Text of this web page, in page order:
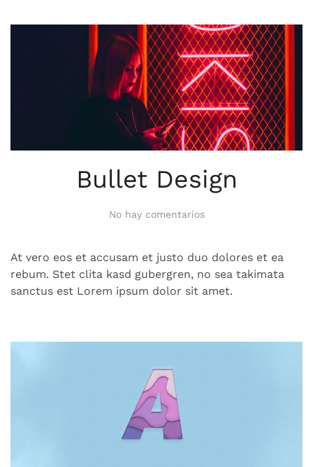
Bullet Design
No hay comentariosen
At vero eos et accusam et justo duo dolores et ea
rebum. Stet clita kasd gubergren, no sea takimata
sanctus est Lorem ipsum dolor sit amet.